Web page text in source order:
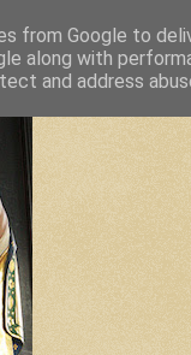
from Google to
along with
and address